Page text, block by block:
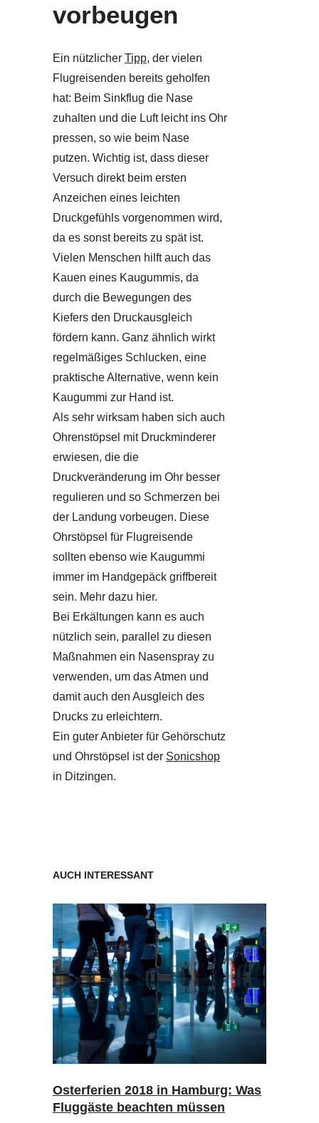
vorbeugen
Ein nützlicher Tipp, der vielen
Flugreisenden bereits geholfen
hat: Beim Sinkflug die Nase
zuhalten und die Luft leicht ins Ohr
pressen, so wie beim Nase
putzen. Wichtig ist, dass dieser
Versuch direkt beim ersten
Anzeichen eines leichten
Druckgefühls vorgenommen wird,
da es sonst bereits zu spät ist.
Vielen Menschen hilft auch das
Kauen eines Kaugummis, da
durch die Bewegungen des
Kiefers den Druckausgleich
fördern kann. Ganz ähnlich wirkt
regelmäßiges Schlucken, eine
praktische Alternative, wenn kein
Kaugummi zur Hand ist.
Als sehr wirksam haben sich auch
Ohrenstöpsel mit Druckminderer
erwiesen, die die
Druckveränderung im Ohr besser
regulieren und so Schmerzen bei
der Landung vorbeugen. Diese
Ohrstöpsel für Flugreisende
sollten ebenso wie Kaugummi
immer im Handgepäck griffbereit
sein. Mehr dazu hier.
Bei Erkältungen kann es auch
nützlich sein, parallel zu diesen
Maßnahmen ein Nasenspray zu
verwenden, um das Atmen und
damit auch den Ausgleich des
Drucks zu erleichtern.
Ein guter Anbieter für Gehörschutz
und Ohrstöpsel ist der Sonicshop
in Ditzingen.
AUCH INTERESSANT
Osterferien 2018 in Hamburg: Was
Fluggäste beachten müssen